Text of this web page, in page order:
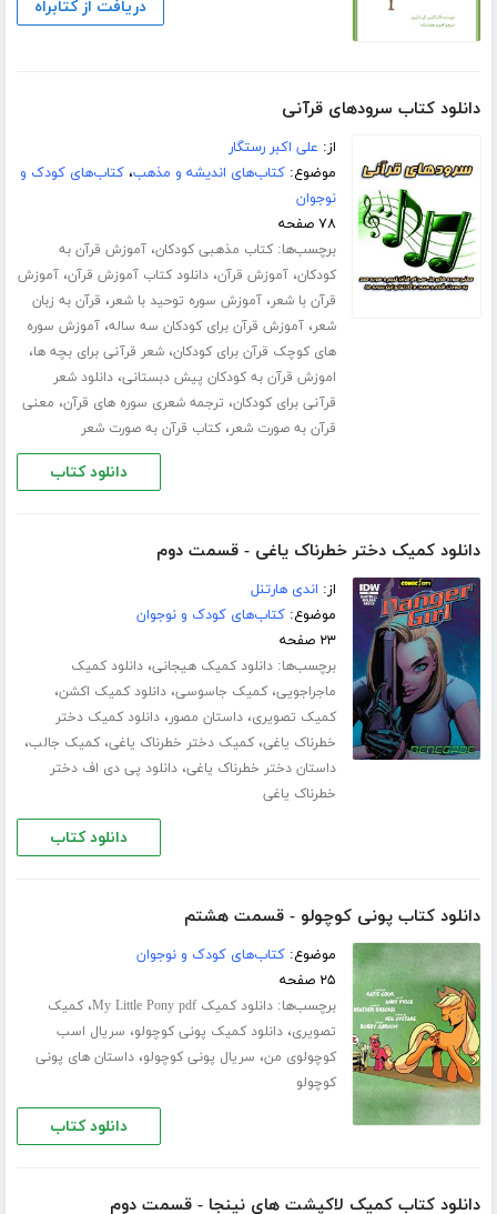
دریافت از کتابراه
دانلود کتاب سرودهای قرآنی
از: علی اکبر رستگار
موضوع:کتاب‌های اندیشه و مذهب،کتاب‌های کودک و
نوجوان
۷۸ صفحه
برچسب‌ها:کتاب مذهبی کودکان،آموزش قرآن به
کودکان،آموزش قرآن،دانلود کتاب آموزش قرآن،آموزش
قرآن با شعر،آموزش سوره توحید با شعر، قرآن به زبان
شعر،آموزش قرآن برای کودکان سه ساله،آموزش سوره
های کوچک قرآن برای کودکان،شعر قرآنی برای بچه ها،
اموزش قرآن به کودکان پیش دبستانی،دانلود شعر
قرآنی برای کودکان، ترجمه شعری سوره های قرآن، معنی
قرآن به صورت شعر،کتاب قرآن به صورت شعر
دانلود کتاب
دانلود کمیک دختر خطرناک یاغی - قسمت دوم
از: اندی هارتنل
موضوع:کتاب‌های کودک و نوجوان
۲۳ صفحه
برچسب‌ها:دانلود کمیک هیجانی،دانلود کمیک
ماجراجویی،کمیک جاسوسی،دانلود کمیک اکشن،
کمیک تصویری،داستان مصور،دانلود کمیک دختر
خطرناک یاغی،کمیک دختر خطرناک یاغی،کمیک جالب،
داستان دختر خطرناک یاغی،دانلود پی دی اف دختر
خطرناک یاغی
دانلود کتاب
دانلود کتاب پونی کوچولو - قسمت هشتم
موضوع:کتاب‌های کودک و نوجوان
۲۵ صفحه
برچسب‌ها:دانلود کمیک My Little Pony pdf ،کمیک
تصویری،دانلود کمیک پونی کوچولو، سریال اسب
کوچولوی من، سریال پونی کوچولو،داستان های پونی
کوچولو
دانلود کتاب
دانلود کتاب کمیک لاکپشت های نینجا - قسمت دوم